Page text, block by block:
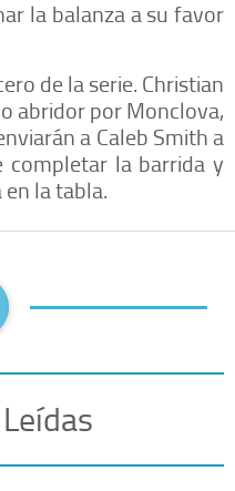
la balanza a su favor
de la serie. Christian
abridor por Monclova,
a Caleb Smith a
completar la barrida y
la tabla.